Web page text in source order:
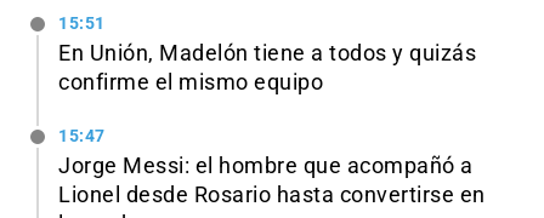
15:51
En Unión, Madelón tiene a todos y quizás
confirme el mismo equipo
15:47
Jorge Messi: el hombre que acompañó a
Lionel desde Rosario hasta convertirse en